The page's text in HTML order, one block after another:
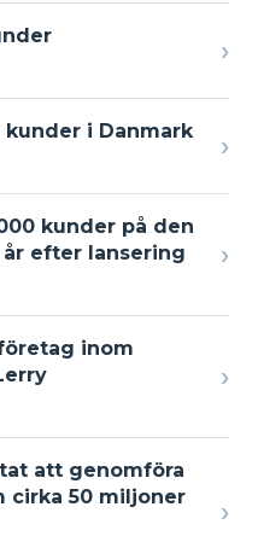
›
i Danmark ›
kunder på den
efter lansering
›
inom
›
att genomföra
cirka 50 miljoner
›